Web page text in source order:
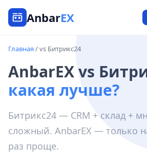
AnbarEX
Главная/ vs Битрикс24
AnbarEX vs
какая лучше?
Битрикс24 — CRM + склад +
сложный. AnbarEX — только
раз проще.